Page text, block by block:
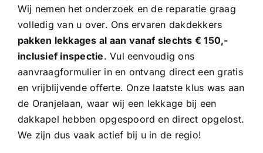
Wij nemen het onderzoek en de reparatie graag
volledig van u over. Ons ervaren dakdekkers
pakken lekkages al aan vanaf slechts € 150,-
inclusief inspectie. Vul eenvoudig ons
aanvraagformulier in en ontvang direct een gratis
en vrijblijvende offerte. Onze laatste klus was aan
de Oranjelaan, waar wij een lekkage bij een
dakkapel hebben opgespoord en direct opgelost.
We zijn dus vaak actief bij u in de regio!